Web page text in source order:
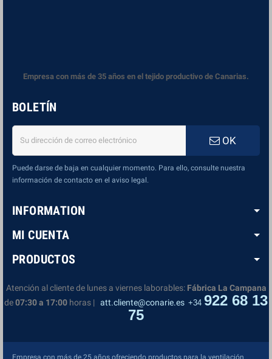
Empresa con más de 35 años en el tejido productivo de Canarias.
BOLETÍN
OK
Puede darse de baja en cualquier momento. Para ello, consulte nuestra
información de contacto en el aviso legal.
INFORMATION
MI CUENTA
PRODUCTOS
Atención al cliente de lunes a viernes laborables: Fábrica La Campana
de07:30 a 17:00 horas | att.cliente@conarie.es +34 922 68 13
75
Empresa con más de 25 años ofreciendo productos para la ventilación